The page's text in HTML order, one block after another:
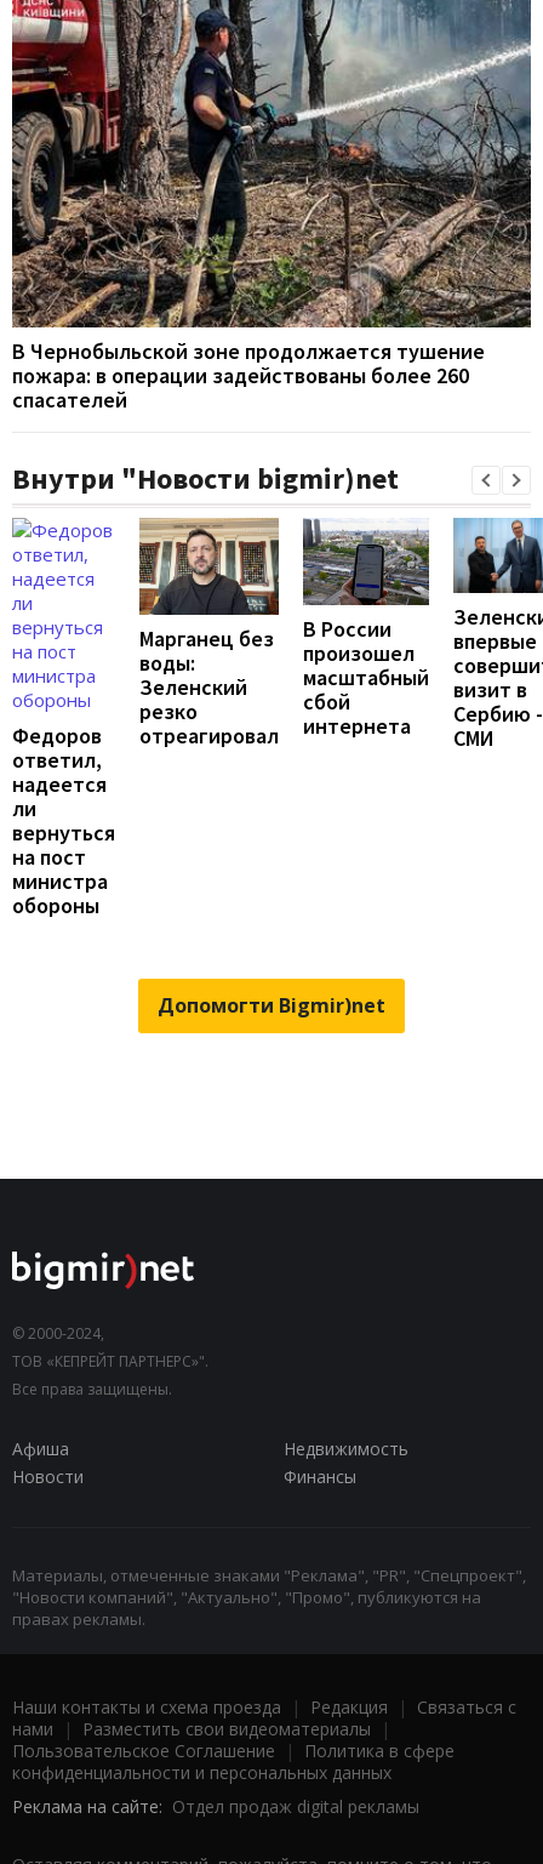
В Чернобыльской зоне продолжается тушение
пожара: в операции задействованы более 260
спасателей
Внутри "Новости bigmir)net
Федоров
ответил,
надеется
ли
вернуться
на пост
министра
обороны
Марганец без
воды:
Зеленский
резко
отреагировал
В России
произошел
масштабный
сбой
интернета
впервые
визит в
Сербию -
СМИ
Допомогти Bigmir)net
© 2000-2024,
ТОВ «КЕПРЕЙТ ПАРТНЕРС»".
Все права защищены.
Афиша
Недвижимость
Новости
Финансы
Материалы, отмеченные знаками "Реклама", "PR", "Спецпроект",
"Новости компаний", "Актуально", "Промо", публикуются на
правах рекламы.
Наши контакты и схема проезда | Редакция | Связаться с
нами | Разместить свои видеоматериалы |
Пользовательское Соглашение |
Политика в сфере
конфиденциальности и персональных данных
Реклама на сайте: Отдел продаж digital рекламы